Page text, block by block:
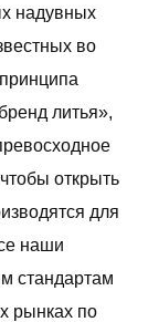
надувных
во
литья»,
открыть
для
наши
стандартам
рынках по